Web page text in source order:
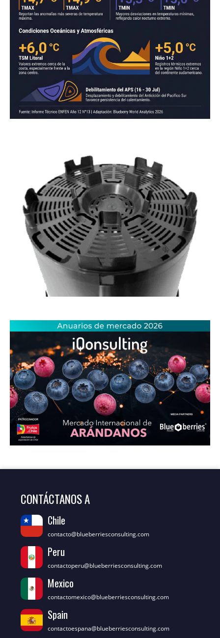
CONTÁCTANOS A
Chile
contacto@blueberriesconsulting.com
Peru
contactoperu@blueberriesconsulting.com
Mexico
contactomexico@blueberriesconsulting.com
Spain
contactoespana@blueberriesconsulting.com